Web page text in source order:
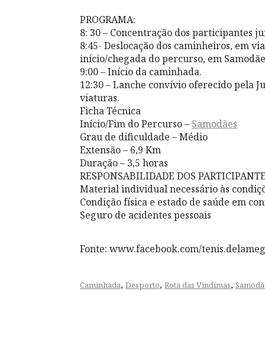
PROGRAMA:
8: 30 – Concentração dos participantes
8:45- Deslocação dos caminheiros, em
início/chegada do percurso, em
9:00 – Início da caminhada.
12:30 – Lanche convívio oferecido pela
viaturas.
Ficha Técnica
Início/Fim do Percurso – Samodães
Grau de dificuldade – Médio
Extensão – 6,9 Km
Duração – 3,5 horas
RESPONSABILIDADE DOS
Material individual necessário às
Condição física e estado de saúde em
Seguro de acidentes pessoais
Fonte: www.facebook.com/
Caminhada, Desporto, Rota das Vindimas,